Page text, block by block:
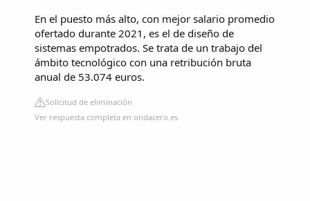
En el puesto más alto, con mejor salario promedio
ofertado durante 2021, es el de diseño de
sistemas empotrados. Se trata de un trabajo del
ámbito tecnológico con una retribución bruta
anual de 53.074 euros.
Solicitud de eliminación
Ver respuesta completa en ondacero.es